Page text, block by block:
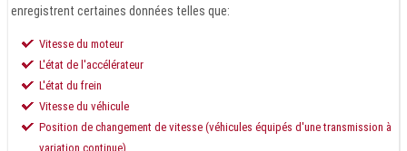
enregistrent certaines données telles que:
Vitesse du moteur
L'état de l'accélérateur
L'état du frein
Vitesse du véhicule
Position de changement de vitesse (véhicules équipés d'une transmission à
variation continue)